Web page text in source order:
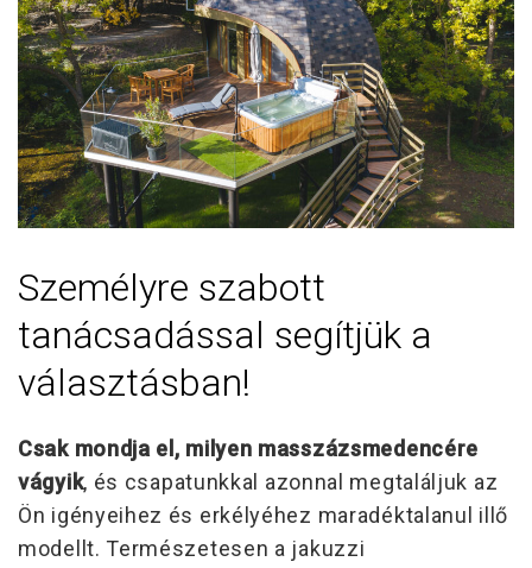
Személyre szabott
tanácsadással segítjük a
választásban!
Csak mondja el, milyen masszázsmedencére
vágyik, és csapatunkkal azonnal megtaláljuk az
Ön igényeihez és erkélyéhez maradéktalanul illő
modellt. Természetesen a jakuzzi